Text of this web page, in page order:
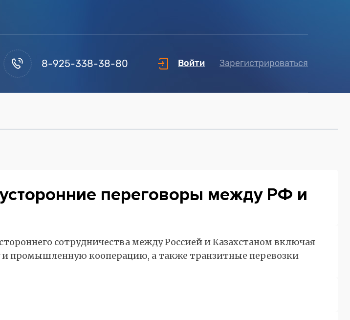
8-925-338-38-80 Войти Зарегистрироваться
переговоры между РФ и
сотрудничества между Россией и Казахстаном включая
и промышленную кооперацию, а также транзитные перевозки